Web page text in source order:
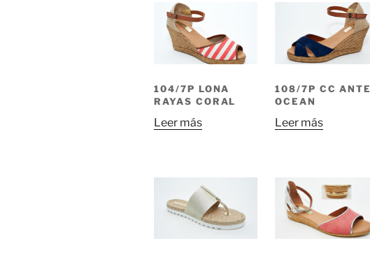
104/7P LONA
RAYAS CORAL
Leer más
108/7P CC ANTE
OCEAN
Leer más